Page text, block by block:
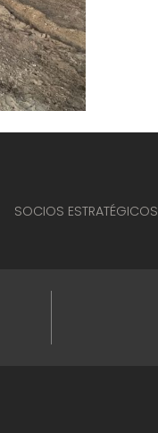
SOCIOS ESTRATÉGICOS